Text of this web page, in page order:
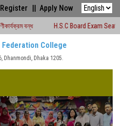
Register Apply Now
H.S.C Board Exam Seat Plan (
Federation College
Dhanmondi, Dhaka 1205.